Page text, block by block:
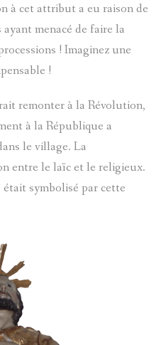
à cet attribut a eu raison de
menacé de faire la
! Imaginez une
!
remonter à la Révolution,
à la République a
le village. La
entre le laïc et le religieux.
symbolisé par cette